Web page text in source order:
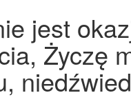
jest
Życzę